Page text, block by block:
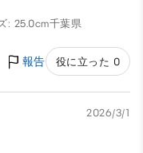
: 25.0cm千葉県
報告 役に立った 0
2026/3/1